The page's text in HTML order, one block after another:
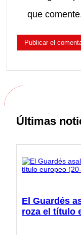
que
Últimas
El Guardés
roza el título